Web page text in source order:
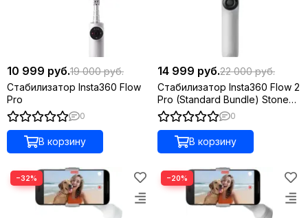
10 999 руб.19 000 руб.
Стабилизатор Insta360 Flow
Pro
0
В корзину
14 999 руб.22 000 руб.
Стабилизатор Insta360 Flow 2
Pro (Standard Bundle) Stone
Gray
0
В корзину
−32% −20%